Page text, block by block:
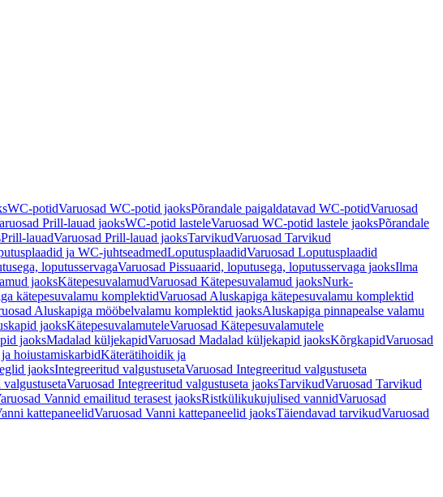
WC-potidVaruosad WC-potid jaoksPõrandale paigaldatavad WC-potidVaruosad
Prill-lauad jaoksWC-potid lasteleVaruosad WC-potid lastele jaoksPõrandale
Prill-lauadVaruosad Prill-lauad jaoksTarvikudVaruosad Tarvikud
ja WC-juhtseadmedLoputusplaadidVaruosad Loputusplaadid
loputusservagaVaruosad Pissuaarid, loputusega, loputusservaga jaoksIlma
jaoksKätepesuvalamudVaruosad Kätepesuvalamud jaoksNurk-
kätepesuvalamu komplektidVaruosad Aluskapiga kätepesuvalamu komplektid
Aluskapiga mööbelvalamu komplektid jaoksAluskapiga pinnapealse valamu
jaoksKätepesuvalamuteleVaruosad Kätepesuvalamutele
jaoksMadalad küljekapidVaruosad Madalad küljekapid jaoksKõrgkapidVaruosad
hoiustamiskarbidKäterätihoidik ja
jaoksIntegreeritud valgustusetaVaruosad Integreeritud valgustuseta
Varuosad Integreeritud valgustuseta jaoksTarvikudVaruosad Tarvikud
Vannid emailitud terasest jaoksRistkülikukujulised vannidVaruosad
kattepaneelidVaruosad Vanni kattepaneelid jaoksTäiendavad tarvikudVaruosad